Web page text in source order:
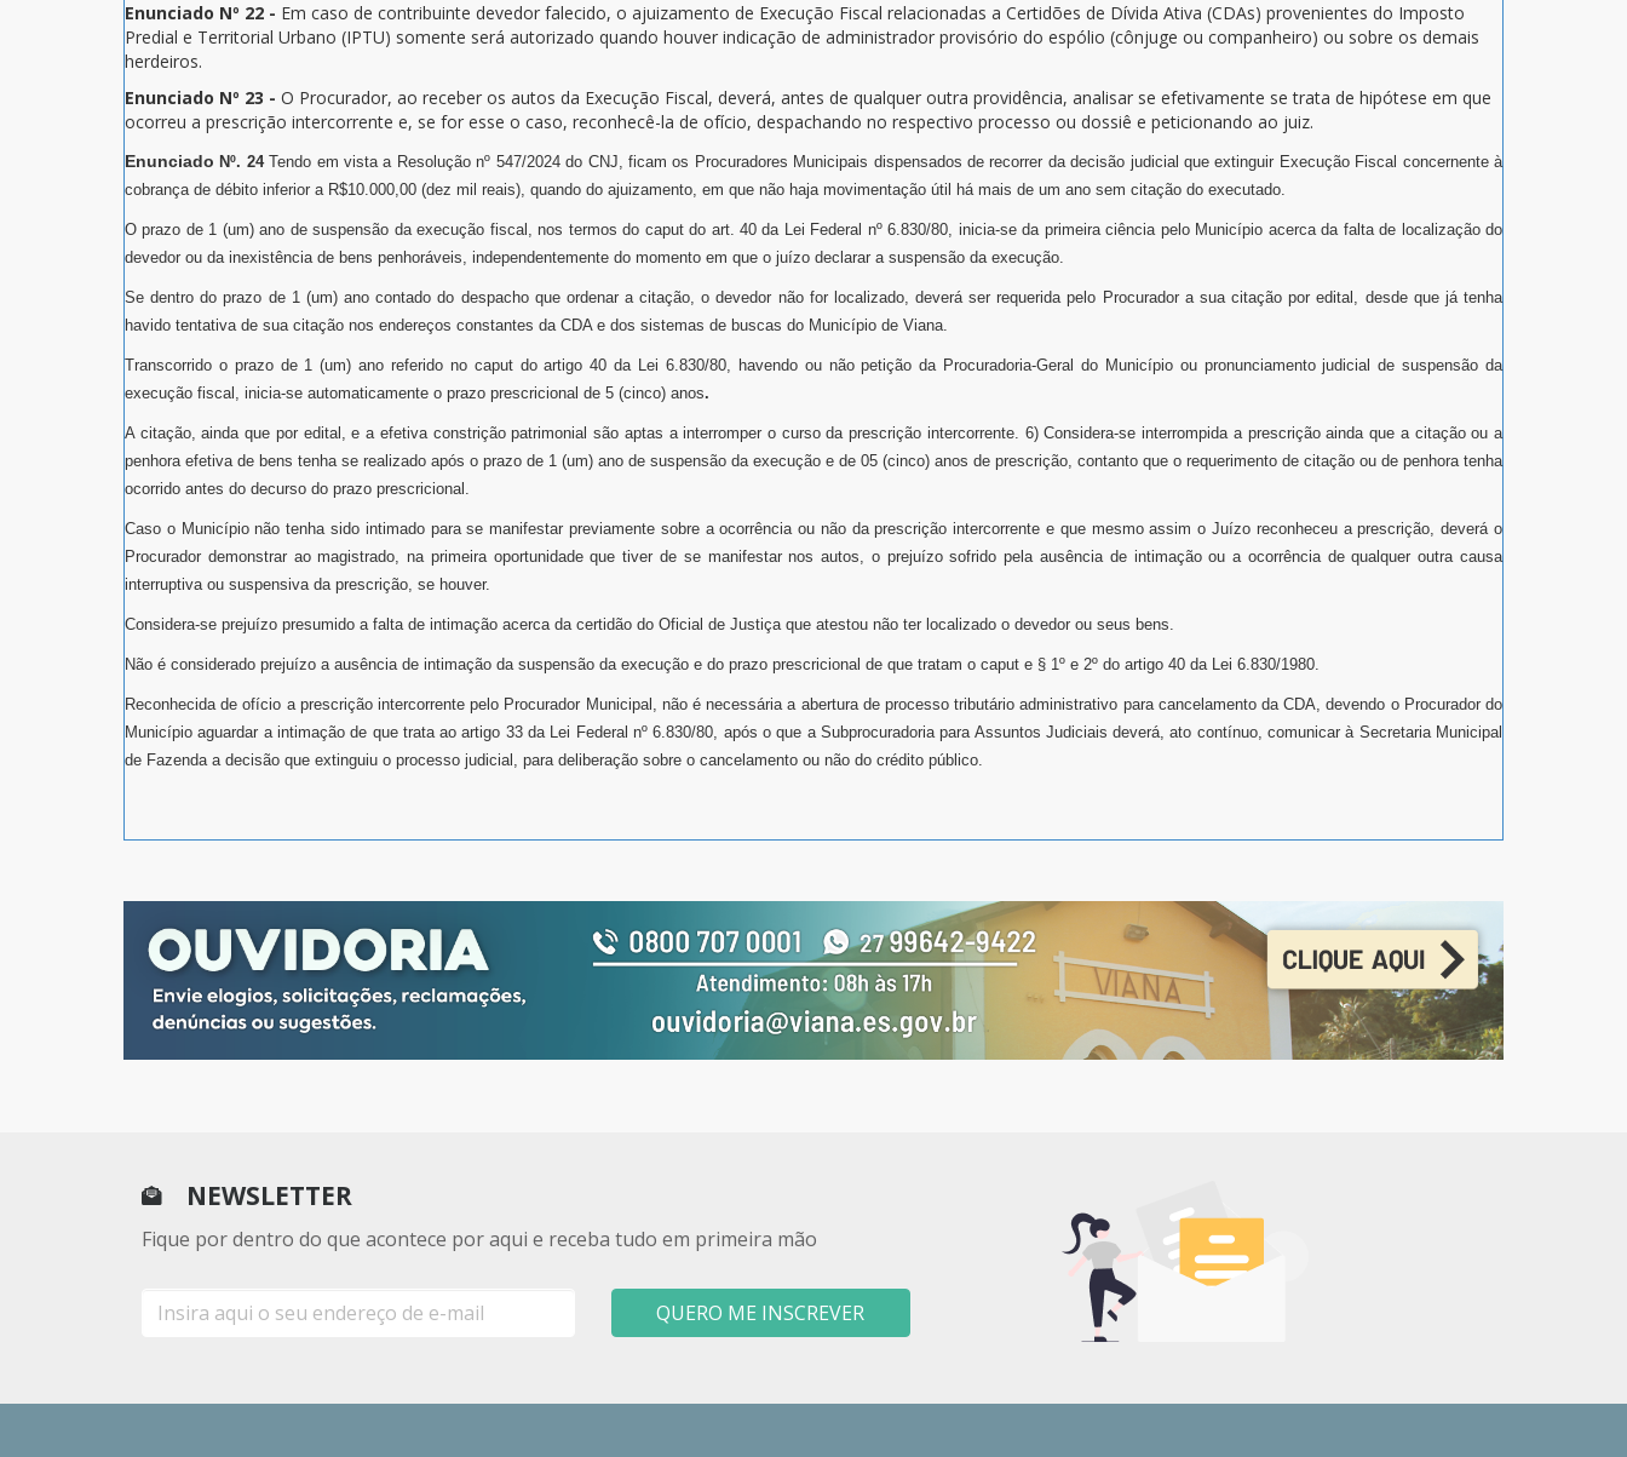
Enunciado Nº 22 - Em caso de contribuinte devedor falecido, o ajuizamento de Execução Fiscal relacionadas a Certidões de Dívida Ativa (CDAs) provenientes do Imposto
Predial e Territorial Urbano (IPTU) somente será autorizado quando houver indicação de administrador provisório do espólio (cônjuge ou companheiro) ou sobre os demais
herdeiros.
Enunciado Nº 23 - O Procurador, ao receber os autos da Execução Fiscal, deverá, antes de qualquer outra providência, analisar se efetivamente se trata de hipótese em que
ocorreu a prescrição intercorrente e, se for esse o caso, reconhecê-la de ofício, despachando no respectivo processo ou dossiê e peticionando ao juiz.
Enunciado Nº. 24
Tendo em vista a Resolução nº 547/2024 do CNJ, ficam os Procuradores Municipais dispensados de recorrer da decisão judicial que extinguir Execução Fiscal concernente à
cobrança de débito inferior a R$10.000,00 (dez mil reais), quando do ajuizamento, em que não haja movimentação útil há mais de um ano sem citação do executado.
O prazo de 1 (um) ano de suspensão da execução fiscal, nos termos do caput do art. 40 da Lei Federal nº 6.830/80, inicia-se da primeira ciência pelo Município acerca da falta de localização do
devedor ou da inexistência de bens penhoráveis, independentemente do momento em que o juízo declarar a suspensão da execução.
Se dentro do prazo de 1 (um) ano contado do despacho que ordenar a citação, o devedor não for localizado, deverá ser requerida pelo Procurador a sua citação por edital, desde que já tenha
havido tentativa de sua citação nos endereços constantes da CDA e dos sistemas de buscas do Município de Viana.
Transcorrido o prazo de 1 (um) ano referido no caput do artigo 40 da Lei 6.830/80, havendo ou não petição da Procuradoria-Geral do Município ou pronunciamento judicial de suspensão da
execução fiscal, inicia-se automaticamente o prazo prescricional de 5 (cinco) anos.
A citação, ainda que por edital, e a efetiva constrição patrimonial são aptas a interromper o curso da prescrição intercorrente. 6) Considera-se interrompida a prescrição ainda que a citação ou a
penhora efetiva de bens tenha se realizado após o prazo de 1 (um) ano de suspensão da execução e de 05 (cinco) anos de prescrição, contanto que o requerimento de citação ou de penhora tenha
ocorrido antes do decurso do prazo prescricional.
Caso o Município não tenha sido intimado para se manifestar previamente sobre a ocorrência ou não da prescrição intercorrente e que mesmo assim o Juízo reconheceu a prescrição, deverá o
Procurador demonstrar ao magistrado, na primeira oportunidade que tiver de se manifestar nos autos, o prejuízo sofrido pela ausência de intimação ou a ocorrência de qualquer outra causa
interruptiva ou suspensiva da prescrição, se houver.
Considera-se prejuízo presumido a falta de intimação acerca da certidão do Oficial de Justiça que atestou não ter localizado o devedor ou seus bens.
Não é considerado prejuízo a ausência de intimação da suspensão da execução e do prazo prescricional de que tratam o caput e § 1º e 2º do artigo 40 da Lei 6.830/1980.
Reconhecida de ofício a prescrição intercorrente pelo Procurador Municipal, não é necessária a abertura de processo tributário administrativo para cancelamento da CDA, devendo o Procurador do
Município aguardar a intimação de que trata ao artigo 33 da Lei Federal nº 6.830/80, após o que a Subprocuradoria para Assuntos Judiciais deverá, ato contínuo, comunicar à Secretaria Municipal
de Fazenda a decisão que extinguiu o processo judicial, para deliberação sobre o cancelamento ou não do crédito público.
NEWSLETTER
Fique por dentro do que acontece por aqui e receba tudo em primeira mão
mail
QUERO ME INSCREVER